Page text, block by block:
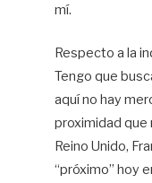
mí.
Respecto a la
Tengo que
aquí no hay
proximidad que
Reino Unido,
“próximo” hoy